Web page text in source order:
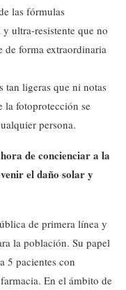
las fórmulas
ultra-resistente que no
de forma extraordinaria
tan ligeras que ni notas
la fotoprotección se
persona.
de concienciar a la
el daño solar y
de primera línea y
la población. Su papel
5 pacientes con
En el ámbito de